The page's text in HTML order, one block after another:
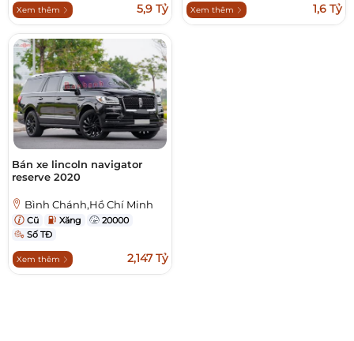
Xem thêm 5,9 Tỷ Xem thêm 1,6 Tỷ
Bán xe lincoln navigator
reserve 2020
Bình Chánh,Hồ Chí Minh
Cũ Xăng
20000
Số TĐ
Xem thêm 2,147 Tỷ